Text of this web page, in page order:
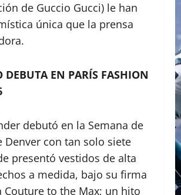
de Guccio Gucci) le han
única que la prensa
DEBUTA EN PARÍS FASHION
debutó en la Semana de
Denver con tan solo siete
presentó vestidos de alta
a medida, bajo su firma
to the Max; un hito